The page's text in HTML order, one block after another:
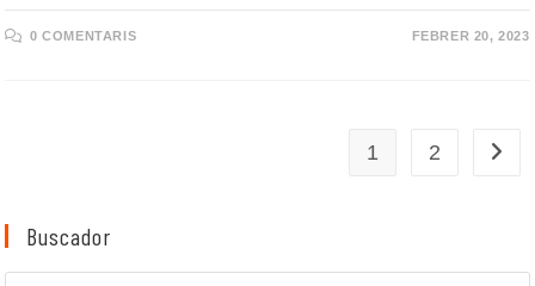
0 COMENTARIS FEBRER 20, 2023
1 2 Vés
Buscador